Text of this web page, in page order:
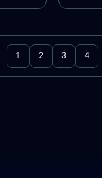
1 2 3 4